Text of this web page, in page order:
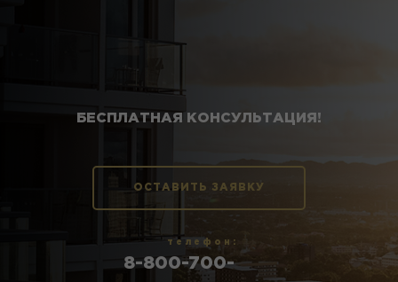
8-800-700-
телефон:
БЕСПЛАТНАЯ КОНСУЛЬТАЦИЯ!
ОСТАВИТЬ ЗАЯВКУ